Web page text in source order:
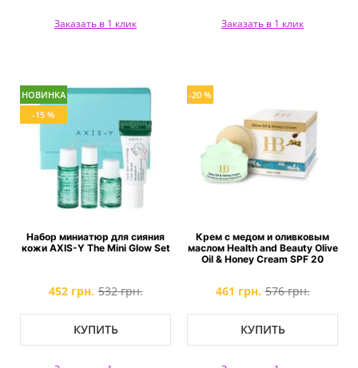
Заказать в 1 клик Заказать в 1 клик
НОВИНКА
-15 %
Набор миниатюр для сияния
кожи AXIS-Y The Mini Glow Set
452 грн. 532 грн.
КУПИТЬ
-20 %
Крем с медом и оливковым
маслом Health and Beauty Olive
Oil & Honey Cream SPF 20
461 грн. 576 грн.
КУПИТЬ